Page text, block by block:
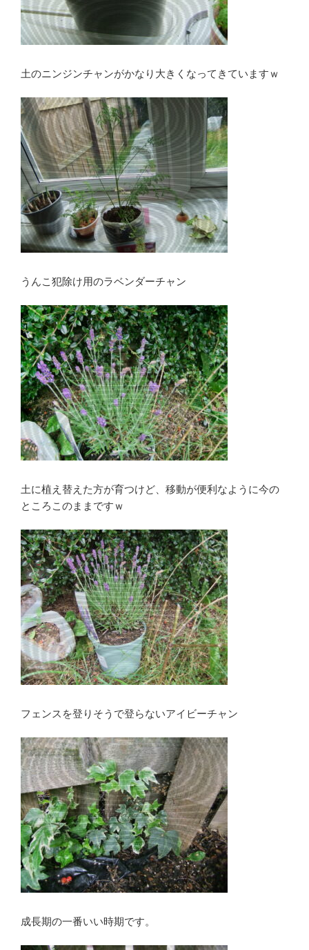
土のニンジンチャンがかなり大きくなってきていますｗ
うんこ犯除け用のラベンダーチャン
土に植え替えた方が育つけど、移動が便利なように今の
ところこのままですｗ
フェンスを登りそうで登らないアイビーチャン
成長期の一番いい時期です。